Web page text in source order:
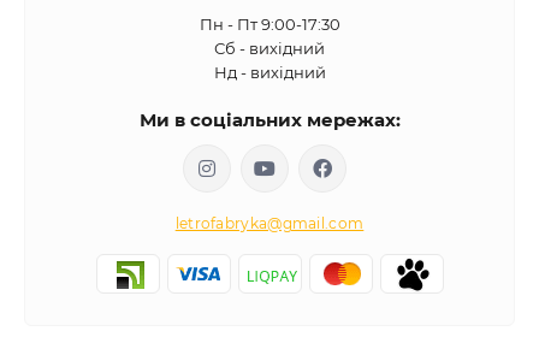
Пн - Пт 9:00-17:30
Сб - вихідний
Нд - вихідний
Ми в соціальних мережах:
letrofabryka@gmail.com